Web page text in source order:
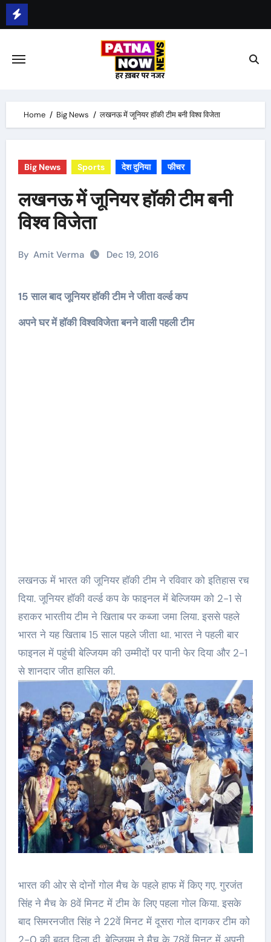
Skip
to
Home Big News लखनऊ में जूनियर हॉकी टीम बनी विश्व विजेता
Big News Sports देश दुनिया फीचर
लखनऊ में जूनियर हॉकी टीम बनी
विश्व विजेता
By Amit Verma Dec 19, 2016
15 साल बाद जूनियर हॉकी टीम ने जीता वर्ल्ड कप
अपने घर में हॉकी विश्वविजेता बनने वाली पहली टीम
लखनऊ में भारत की जूनियर हॉकी टीम ने रविवार को इतिहास रच
दिया. जूनियर हॉकी वर्ल्ड कप के फाइनल में बेल्जियम को 2-1 से
हराकर भारतीय टीम ने खिताब पर कब्जा जमा लिया. इससे पहले
भारत ने यह खिताब 15 साल पहले जीता था. भारत ने पहली बार
फाइनल में पहुंची बेल्जियम की उम्मीदों पर पानी फेर दिया और 2-1
से शानदार जीत हासिल की.
भारत की ओर से दोनों गोल मैच के पहले हाफ में किए गए. गुरजंत
सिंह ने मैच के 8वें मिनट में टीम के लिए पहला गोल किया. इसके
बाद सिमरनजीत सिंह ने 22वें मिनट में दूसरा गोल दागकर टीम को